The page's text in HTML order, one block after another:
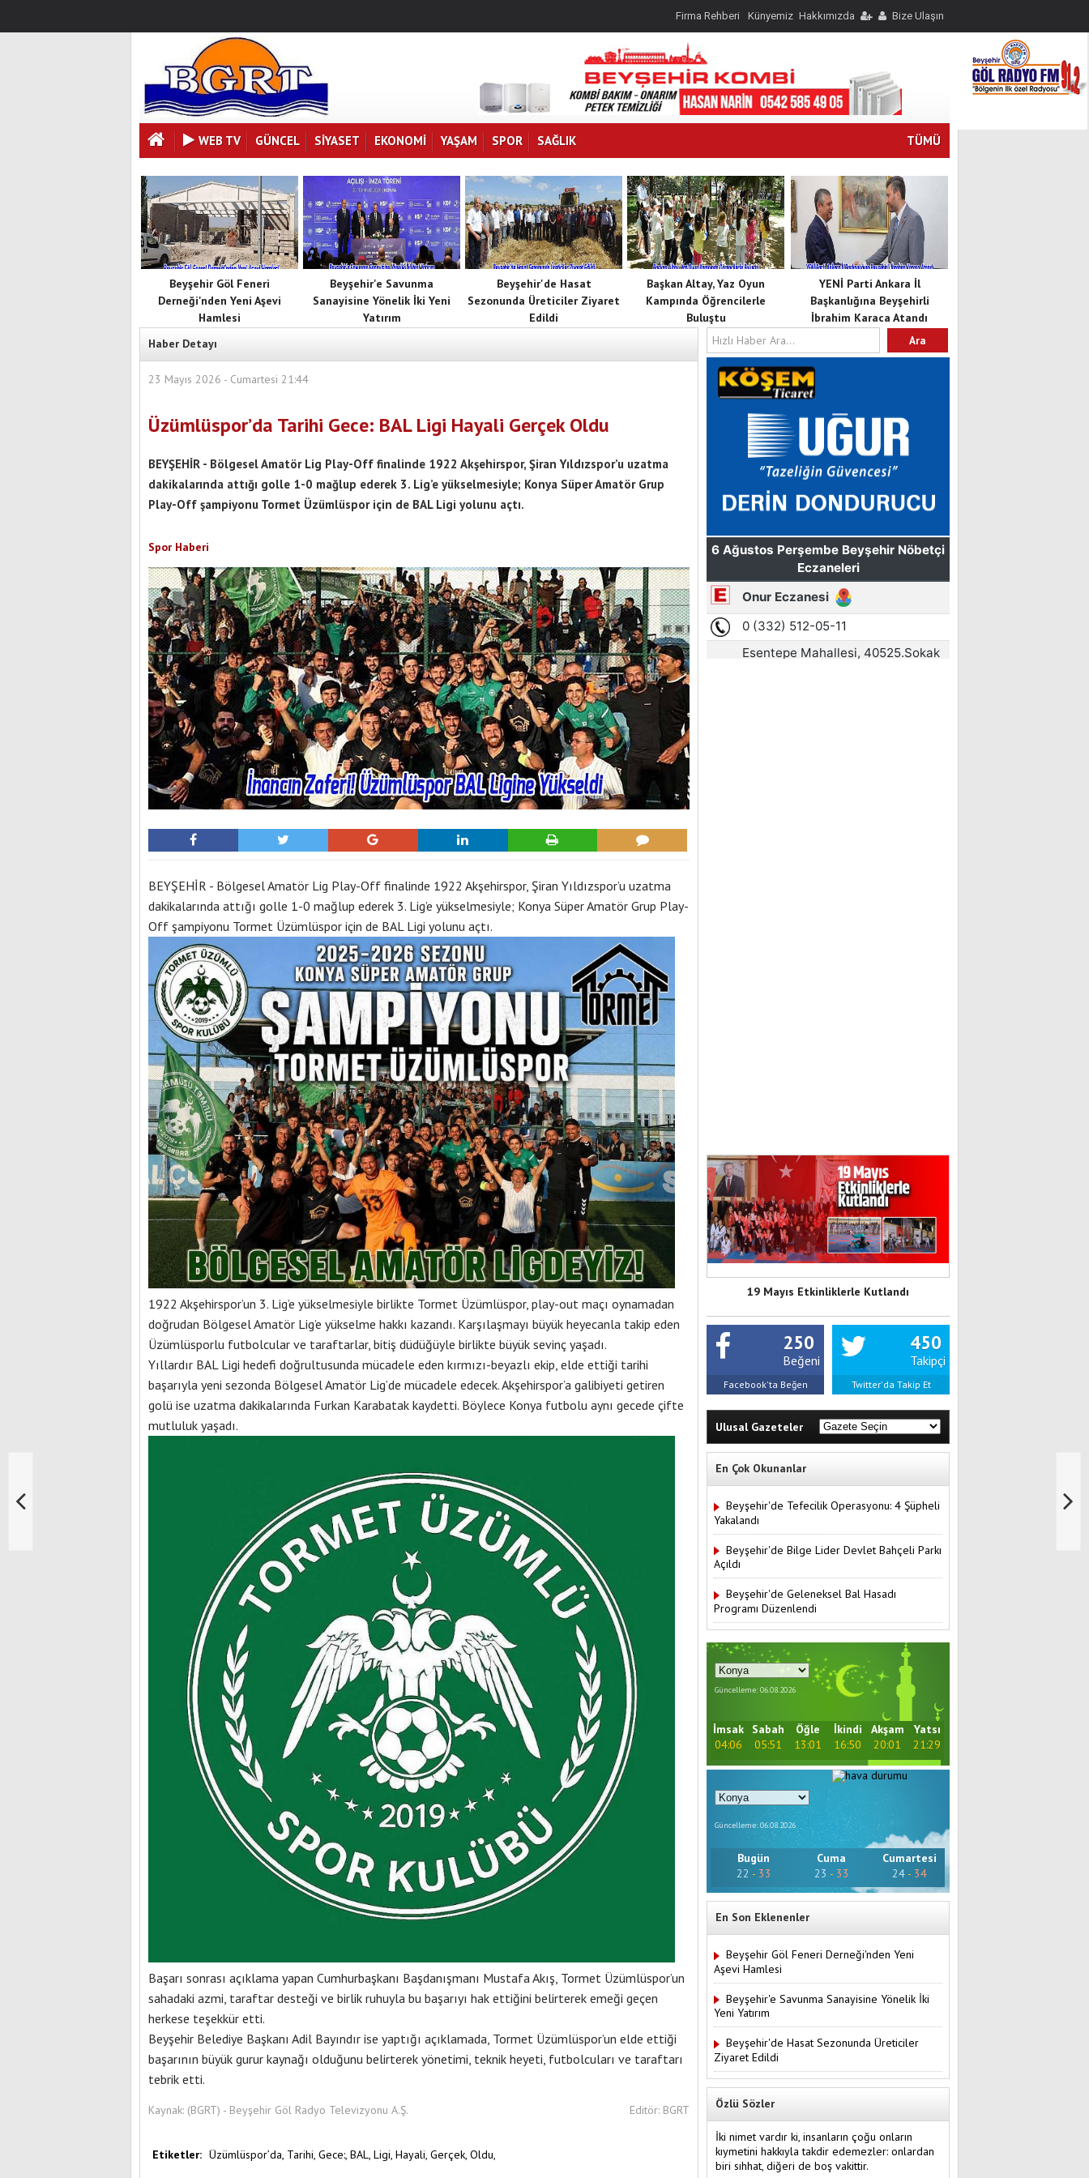
Firma Rehberi Künyemiz Hakkımızda Bize Ulaşın
WEB TV GÜNCEL SIYASET EKONOMI YAŞAM SPOR SAĞLIK TÜMÜ
Beyşehir Göl Feneri
Derneği'nden Yeni Aşevi
Hamlesi
Beyşehir'e Savunma
Sanayisine Yönelik İki Yeni
Yatırım
Beyşehir'de Hasat
Sezonunda Üreticiler Ziyaret
Edildi
YENİ Parti Ankara İl
Başkanlığına Beyşehirli
İbrahim Karaca Atandı
Başkan Altay, Yaz Oyun
Kampında Öğrencilerle
Buluştu
Haber Detayı
23 Mayıs 2026 - Cumartesi 21:44
Üzümlüspor’da Tarihi Gece: BAL Ligi Hayali Gerçek Oldu
BEYŞEHİR - Bölgesel Amatör Lig Play-Off finalinde 1922 Akşehirspor, Şiran Yıldızspor’u uzatma
dakikalarında attığı golle 1-0 mağlup ederek 3. Lig’e yükselmesiyle; Konya Süper Amatör Grup
Play-Off şampiyonu Tormet Üzümlüspor için de BAL Ligi yolunu açtı.
Spor Haberi
BEYŞEHİR - Bölgesel Amatör Lig Play-Off finalinde 1922 Akşehirspor, Şiran Yıldızspor’u uzatma
dakikalarında attığı golle 1-0 mağlup ederek 3. Lig’e yükselmesiyle; Konya Süper Amatör Grup Play-
Off şampiyonu Tormet Üzümlüspor için de BAL Ligi yolunu açtı.
1922 Akşehirspor’un 3. Lig’e yükselmesiyle birlikte Tormet Üzümlüspor, play-out maçı oynamadan
doğrudan Bölgesel Amatör Lig’e yükselme hakkı kazandı. Karşılaşmayı büyük heyecanla takip eden
Üzümlüsporlu futbolcular ve taraftarlar, bitiş düdüğüyle birlikte büyük sevinç yaşadı.
Yıllardır BAL Ligi hedefi doğrultusunda mücadele eden kırmızı-beyazlı ekip, elde ettiği tarihi
başarıyla yeni sezonda Bölgesel Amatör Lig’de mücadele edecek. Akşehirspor’a galibiyeti getiren
golü ise uzatma dakikalarında Furkan Karabatak kaydetti. Böylece Konya futbolu aynı gecede çifte
mutluluk yaşadı.
Başarı sonrası açıklama yapan Cumhurbaşkanı Başdanışmanı Mustafa Akış, Tormet Üzümlüspor’un
sahadaki azmi, taraftar desteği ve birlik ruhuyla bu başarıyı hak ettiğini belirterek emeği geçen
herkese teşekkür etti.
Beyşehir Belediye Başkanı Adil Bayındır ise yaptığı açıklamada, Tormet Üzümlüspor’un elde ettiği
başarının büyük gurur kaynağı olduğunu belirterek yönetimi, teknik heyeti, futbolcuları ve taraftarı
tebrik etti.
Kaynak: (BGRT) - Beyşehir Göl Radyo Televizyonu A.Ş. Editör: BGRT
Etiketler: Üzümlüspor’da, Tarihi, Gece:, BAL, Ligi, Hayali, Gerçek, Oldu,
19 Mayıs Etkinliklerle Kutlandı
250
Beğeni
Facebook'ta Beğen
450
Takipçi
Twitter'da Takip Et
Ulusal Gazeteler
En Çok Okunanlar
Beyşehir'de Tefecilik Operasyonu: 4 Şüpheli
Yakalandı
Beyşehir'de Bilge Lider Devlet Bahçeli Parkı
Açıldı
Beyşehir'de Geleneksel Bal Hasadı
Programı Düzenlendi
Güncelleme: 06.08.2026
İmsak
04:06
Sabah
05:51
Öğle
13:01
İkindi
16:50
Akşam
20:01
Yatsı
21:29
Güncelleme: 06.08.2026
Bugün
22 - 33
Cuma
23 - 33
Cumartesi
24- 34
En Son Eklenenler
Beyşehir Göl Feneri Derneği'nden Yeni
Aşevi Hamlesi
Beyşehir'e Savunma Sanayisine Yönelik İki
Yeni Yatırım
Beyşehir'de Hasat Sezonunda Üreticiler
Ziyaret Edildi
Özlü Sözler
İki nimet vardır ki, insanların çoğu onların
kıymetini hakkıyla takdir edemezler: onlardan
biri sıhhat, diğeri de boş vakittir.